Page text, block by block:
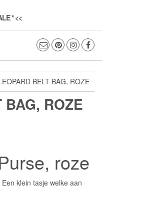
* <<
BELT BAG, ROZE
BAG, ROZE
roze
klein tasje welke aan